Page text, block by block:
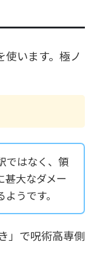
います。極ノ
ではなく、領
甚大なダメー
うです。
」で呪術高専側